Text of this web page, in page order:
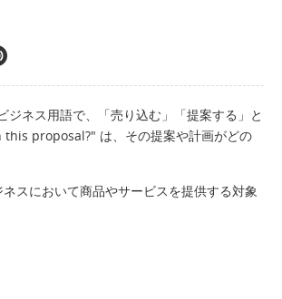
ス用語で、「売り込む」「提案する」と
proposal?" は、その提案や計画がどの
スにおいて商品やサービスを提供する対象